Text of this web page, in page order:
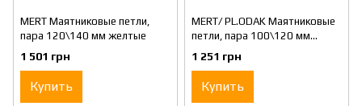
MERT Маятниковые петли,
пара 120\140 мм желтые
1 501 грн
Купить
MERT/ PL.ODAK Маятниковые
петли, пара 100\120 мм
никель
1 251 грн
Купить